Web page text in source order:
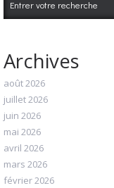
Archives
août 2026
juillet 2026
juin 2026
mai 2026
avril 2026
mars 2026
février 2026